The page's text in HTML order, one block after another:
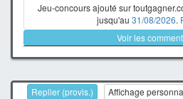
Jeu-concours ajouté sur
jusqu'au 31/08/2026.
Voir les
Replier (provis.) Affichage